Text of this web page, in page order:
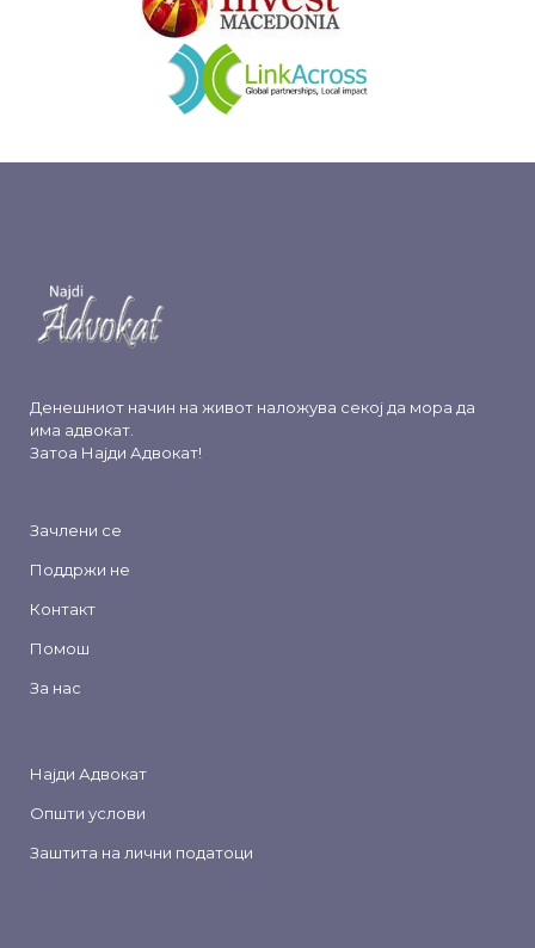
Денешниот начин на живот наложува секој да мора да
има адвокат.
Затоа Најди Адвокат!
Зачлени се
Поддржи не
Контакт
Помош
За нас
Најди Адвокат
Општи услови
Заштита на лични податоци